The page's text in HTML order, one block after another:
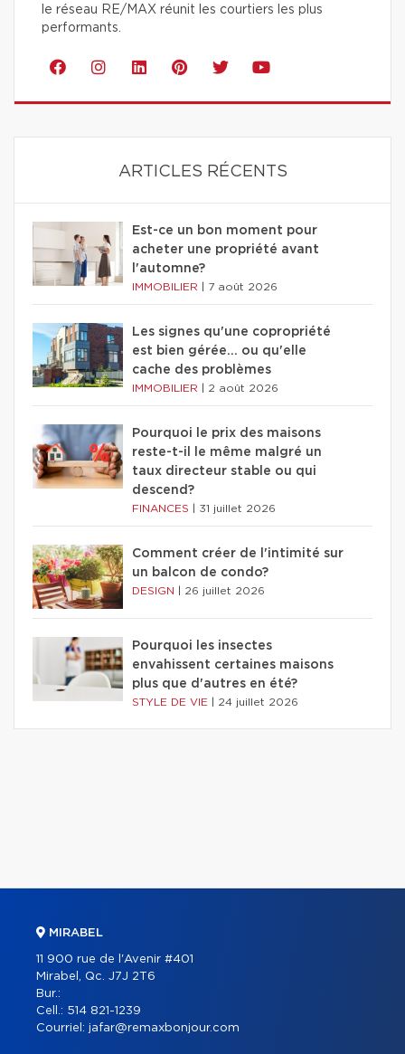
le réseau RE/MAX réunit les courtiers les plus
performants.
ARTICLES RÉCENTS
Est-ce un bon moment pour
acheter une propriété avant
l'automne?
IMMOBILIER 7 août 2026
Les signes qu'une copropriété
est bien gérée… ou qu'elle
cache des problèmes
IMMOBILIER 2 août 2026
Pourquoi le prix des maisons
reste-t-il le même malgré un
taux directeur stable ou qui
descend?
FINANCES 31 juillet 2026
Comment créer de l'intimité sur
un balcon de condo?
DESIGN 26 juillet 2026
Pourquoi les insectes
envahissent certaines maisons
plus que d'autres en été?
STYLE DE VIE 24 juillet 2026
MIRABEL
11 900 rue de l'Avenir #401
Mirabel, Qc. J7J 2T6
Bur.:
Cell.: 514 821-1239
Courriel: jafar@remaxbonjour.com